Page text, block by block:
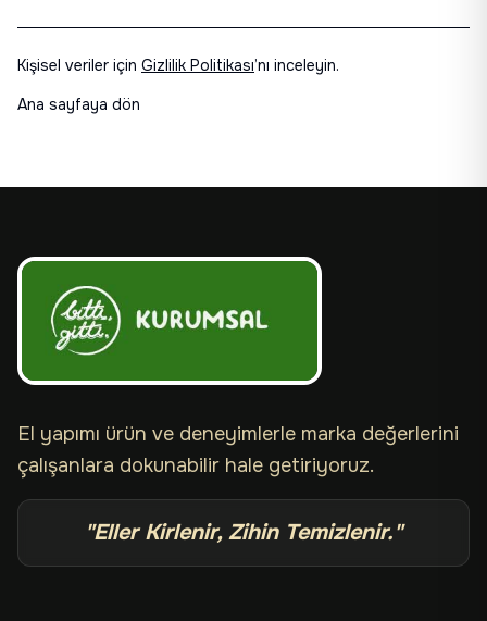
Kişisel veriler için Gizlilik Politikası’nı inceleyin.
Ana sayfaya dön
El yapımı ürün ve deneyimlerle marka değerlerini
çalışanlara dokunabilir hale getiriyoruz.
"Eller Kirlenir, Zihin Temizlenir."